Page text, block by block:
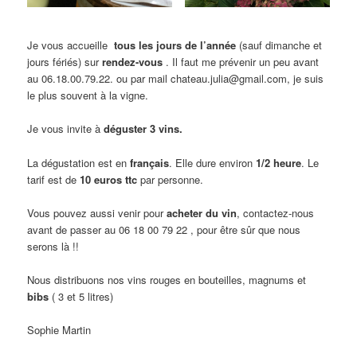
Je vous accueille tous les jours de l’année (sauf dimanche et
jours fériés) surrendez-vous . Il faut me prévenir un peu avant
au 06.18.00.79.22. ou par mail chateau.julia@gmail.com, je suis
le plus souvent à la vigne.
Je vous invite àdéguster 3 vins.
La dégustation est enfrançais. Elle dure environ1/2 heure. Le
tarif est de10 euros ttcpar personne.
Vous pouvez aussi venir pouracheter du vin, contactez-nous
avant de passer au 06 18 00 79 22 , pour être sûr que nous
serons là !!
Nous distribuons nos vins rouges en bouteilles, magnums et
bibs ( 3 et 5 litres)
Sophie Martin